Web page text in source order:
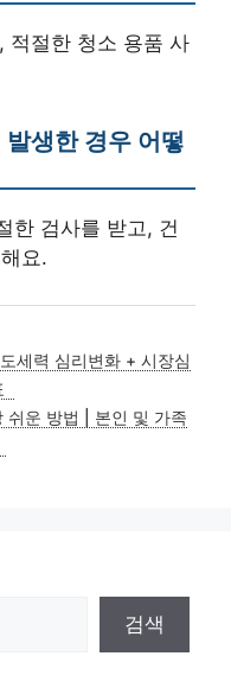
적절한 청소 용품 사
생한 경우 어떻
한 검사를 받고, 건
요.
세력 심리변화 + 시장심
쉬운 방법 | 본인 및 가족
검색